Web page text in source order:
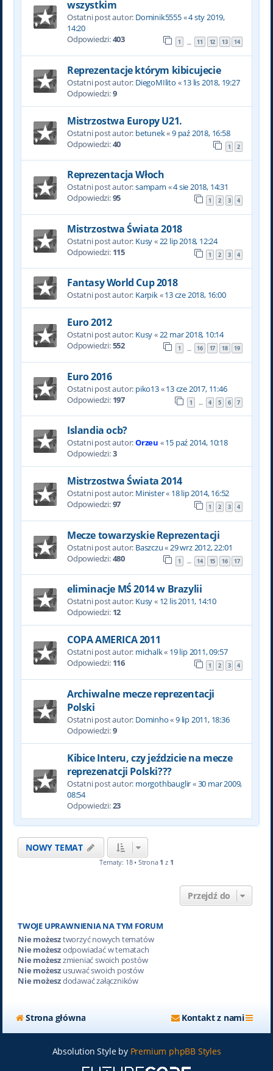
wszystkim
Ostatni post autor: Dominik5555«4 sty 2019,
14:20
Odpowiedzi:403 1 … 11 12 13 14
Reprezentacje którym kibicujecie
Ostatni post autor: DiegoMIlito «13 lis 2018, 19:27
Odpowiedzi:9
Mistrzostwa Europy U21.
Ostatni post autor: betunek«9 paź 2018, 16:58
Odpowiedzi:40 1 2
Reprezentacja Włoch
Ostatni post autor:sampam «4 sie 2018, 14:31
Odpowiedzi:95 1 2 3 4
Mistrzostwa Świata 2018
Ostatni post autor: Kusy«22 lip 2018, 12:24
Odpowiedzi: 115 1 2 3 4
Fantasy World Cup 2018
Ostatni post autor: Karpik«13 cze 2018, 16:00
Euro 2012
Ostatni post autor: Kusy«22 mar 2018, 10:14
Odpowiedzi:552 1 … 16 17 18 19
Euro 2016
Ostatni post autor: piko13«13 cze 2017, 11:46
Odpowiedzi: 197 1 … 4 5 6 7
Islandia ocb?
Ostatni post autor:Orzeu «15 paź 2014, 10:18
Odpowiedzi:3
Mistrzostwa Świata 2014
Ostatni post autor: Minister« 18 lip 2014, 16:52
Odpowiedzi:97 1 2 3 4
Mecze towarzyskie Reprezentacji
Ostatni post autor: Baszczu«29 wrz 2012, 22:01
Odpowiedzi:480 1 … 14 15 16 17
eliminacje MŚ 2014 w Brazylii
Ostatni post autor: Kusy« 12 lis 2011, 14:10
Odpowiedzi: 12
COPA AMERICA 2011
Ostatni post autor: michalk« 19 lip 2011, 09:57
Odpowiedzi: 116 1 2 3 4
Archiwalne mecze reprezentacji
Polski
Ostatni post autor: Dominho«9 lip 2011, 18:36
Odpowiedzi:9
Kibice Interu, czy jeździcie na mecze
reprezenatcji Polski???
Ostatni post autor: morgothbauglir«30 mar 2009,
08:54
Odpowiedzi:23
NOWY TEMAT
Tematy: 18 • Strona 1 z 1
Przejdź do
TWOJE UPRAWNIENIA NA TYM FORUM
Nie możesztworzyć nowych tematów
Nie możeszodpowiadać w tematach
Nie możeszzmieniać swoich postów
Nie możeszusuwać swoich postów
Nie możeszdodawać załączników
Strona główna Kontakt z nami
Absolution Style by Premium phpBB Styles